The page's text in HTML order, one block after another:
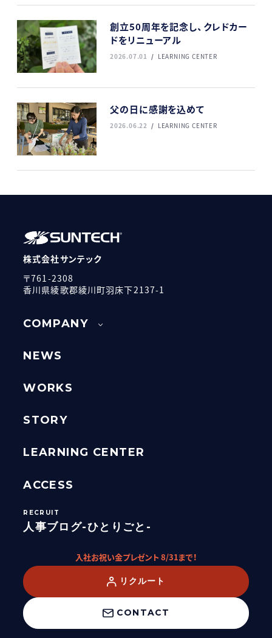
創立50周年を記念し、クレドカー
ドをリニューアル
2026.07.01 LEARNING CENTER
父の日に感謝を込めて
2026.06.22 LEARNING CENTER
株式会社サンテック
〒761-2308
香川県綾歌郡綾川町羽床下2137-1
COMPANY
NEWS
WORKS
STORY
LEARNING CENTER
ACCESS
人事ブログ-ひとりごと-
入社お祝い金プレゼント 8/31まで！
リクルート
CONTACT